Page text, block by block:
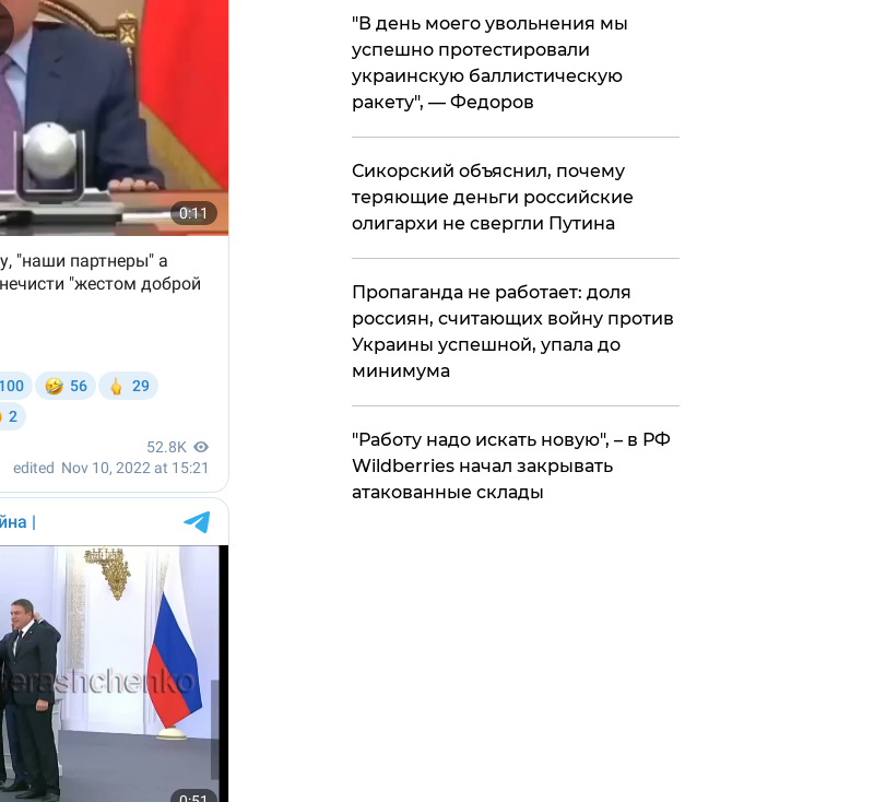
​"В день моего увольнения мы
успешно протестировали
украинскую баллистическую
ракету", — Федоров
Сикорский объяснил, почему
теряющие деньги российские
олигархи не свергли Путина
​Пропаганда не работает: доля
россиян, считающих войну против
Украины успешной, упала до
минимума
"Работу надо искать новую", – в РФ
Wildberries начал закрывать
атакованные склады